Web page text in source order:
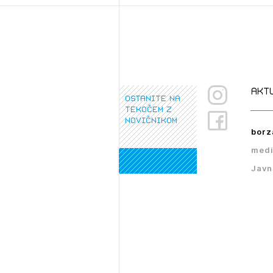
ostanite na
tekočem z
novičnikom